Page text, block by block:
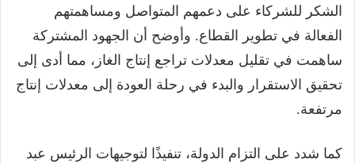
الشكر للشركاء على دعمهم المتواصل ومساهمتهم
الفعالة في تطوير القطاع. وأوضح أن الجهود المشتركة
ساهمت في تقليل معدلات تراجع إنتاج الغاز، مما أدى إلى
تحقيق الاستقرار والبدء في رحلة العودة إلى معدلات إنتاج
مرتفعة.
كما شدد على التزام الدولة، تنفيذًا لتوجيهات الرئيس عبد